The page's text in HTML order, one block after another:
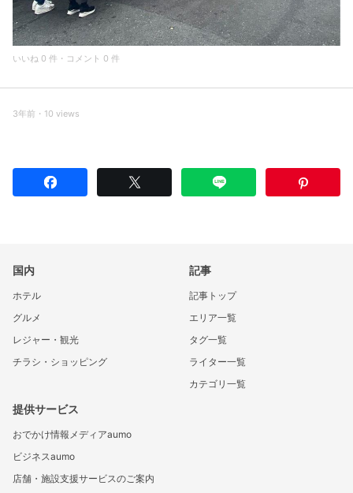
いいね 0 件・コメント 0 件
3年前・10 views
国内
ホテル
グルメ
レジャー・観光
チラシ・ショッピング
記事
記事トップ
エリア一覧
タグ一覧
ライター一覧
カテゴリ一覧
提供サービス
おでかけ情報メディアaumo
ビジネスaumo
店舗・施設支援サービスのご案内